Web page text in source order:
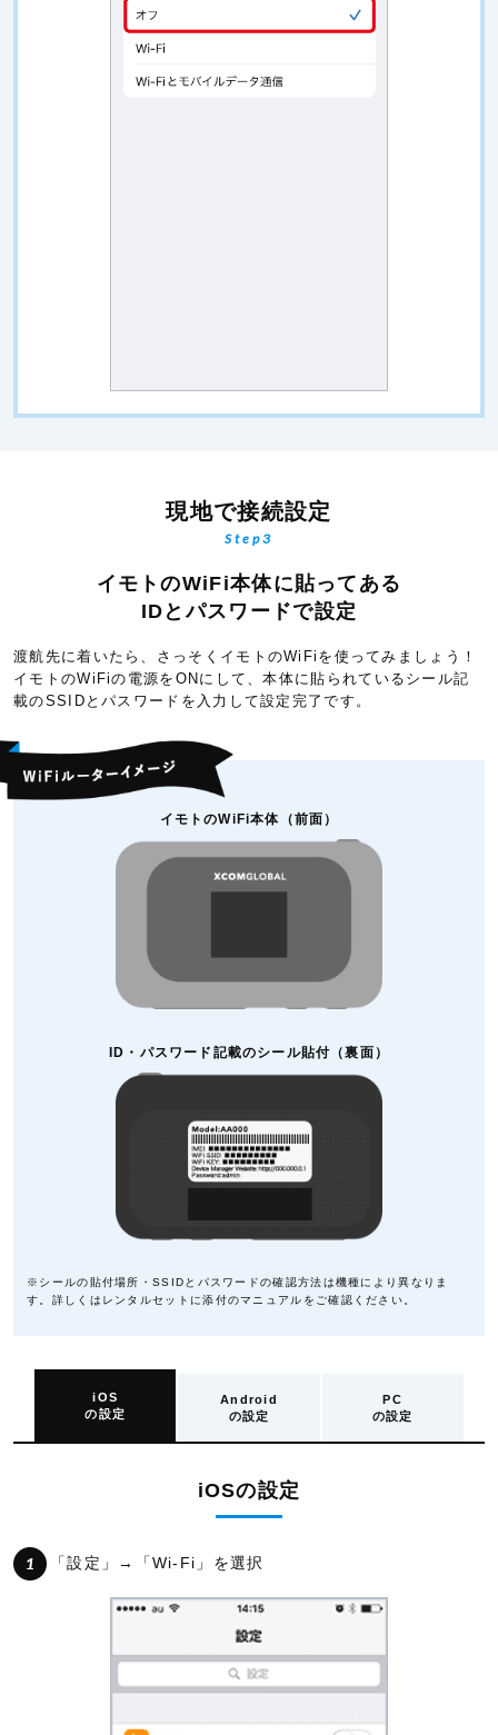
現地で接続設定
Step3
イモトのWiFi本体に貼ってある
IDとパスワードで設定
渡航先に着いたら、さっそくイモトのWiFiを使ってみましょう！
イモトのWiFiの電源をONにして、本体に貼られているシール記
載のSSIDとパスワードを入力して設定完了です。
イモトのWiFi本体（前面）
ID・パスワード記載のシール貼付（裏面）
※シールの貼付場所・SSIDとパスワードの確認方法は機種により異なりま
す。詳しくはレンタルセットに添付のマニュアルをご確認ください。
iOS
の設定
Android
の設定
PC
の設定
iOSの設定
「設定」→「Wi-Fi」を選択